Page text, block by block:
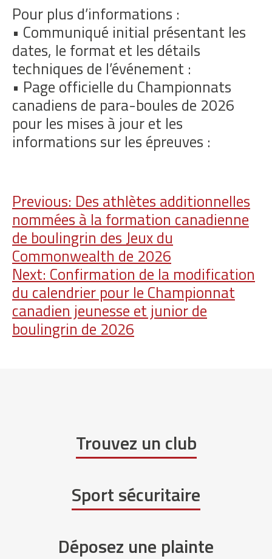
Pour plus d’informations :
• Communiqué initial présentant les
dates, le format et les détails
techniques de l’événement :
• Page officielle du Championnats
canadiens de para-boules de 2026
pour les mises à jour et les
informations sur les épreuves :
Navigation
de
l'article
Previous: Des athlètes additionnelles
nommées à la formation canadienne
de boulingrin des Jeux du
Commonwealth de 2026
Next: Confirmation de la modification
du calendrier pour le Championnat
canadien jeunesse et junior de
boulingrin de 2026
Trouvez un club
Sport sécuritaire
Déposez une plainte